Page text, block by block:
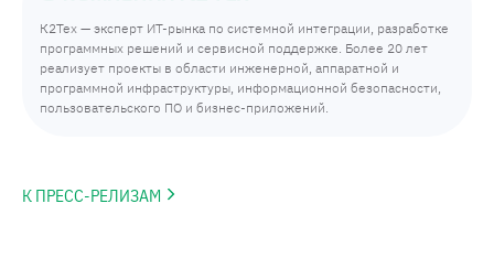
К2Тех — эксперт ИТ-рынка по системной интеграции, разработке
программных решений и сервисной поддержке. Более 20 лет
реализует проекты в области инженерной, аппаратной и
программной инфраструктуры, информационной безопасности,
пользовательского ПО и бизнес-приложений.
К ПРЕСС-РЕЛИЗАМ